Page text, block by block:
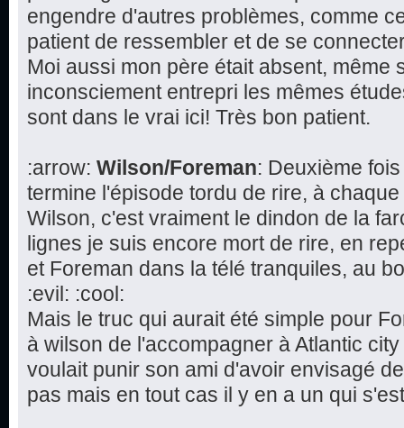
engendre d'autres problèmes, comme
patient de ressembler et de se
Moi aussi mon père était absent, même
inconsciement entrepri les mêmes
sont dans le vrai ici! Très bon patient.
:arrow: Wilson/Foreman: Deuxième
termine l'épisode tordu de rire, à
Wilson, c'est vraiment le dindon de la
lignes je suis encore mort de rire, en
et Foreman dans la télé tranquiles, au
:evil: :cool:
Mais le truc qui aurait été simple pour
à wilson de l'accompagner à Atlantic
voulait punir son ami d'avoir envisagé
pas mais en tout cas il y en a un qui